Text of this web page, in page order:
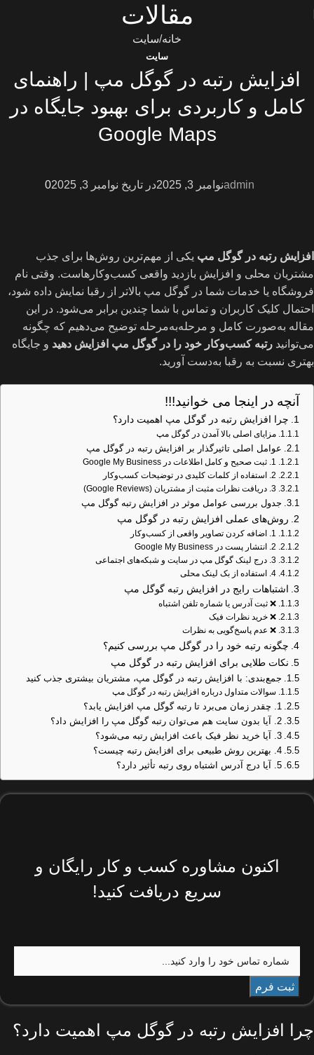
مقالات
خانه سایت
سایت
افزایش رتبه در گوگل مپ | راهنمای
کامل و کاربردی برای بهبود جایگاه در
Google Maps
adminنوامبر 3, 2025 در تاریخ نوامبر 3, 2025 0
افزایش رتبه در گوگل مپ یکی از مهم‌ترین روش‌ها برای جذب
مشتریان محلی و افزایش بازدید واقعی کسب‌وکارهاست. وقتی نام
فروشگاه یا خدمات شما در گوگل مپ بالاتر از رقبا نمایش داده شود،
احتمال کلیک کاربران و تماس با شما چندین برابر می‌شود. در این
مقاله به‌صورت کامل و مرحله‌به‌مرحله توضیح می‌دهیم که چگونه
می‌توانید رتبه کسب‌وکار خود را در گوگل مپ افزایش دهید و جایگاه
بهتری نسبت به رقبا به‌دست آورید.
آنچه در اینجا می خوانید!!!
چرا افزایش رتبه در گوگل مپ اهمیت دارد؟
مزایای اصلی بالا آمدن در گوگل مپ
عوامل اصلی تاثیرگذار بر افزایش رتبه در گوگل مپ
1. ثبت صحیح و کامل اطلاعات در Google My Business
2. استفاده از کلمات کلیدی در توضیحات کسب‌وکار
3. دریافت نظرات مثبت از مشتریان (Google Reviews)
جدول بررسی عوامل موثر در افزایش رتبه گوگل مپ
روش‌های عملی افزایش رتبه در گوگل مپ
1. اضافه کردن تصاویر واقعی از کسب‌وکار
2. انتشار پست در Google My Business
3. درج لینک گوگل مپ در سایت و شبکه‌های اجتماعی
4. استفاده از بک‌ لینک محلی
اشتباهات رایج در افزایش رتبه گوگل مپ
❌ ثبت آدرس یا شماره تلفن اشتباه
❌ خرید نظرات فیک
❌ عدم پاسخ‌گویی به نظرات
چگونه رتبه خود را در گوگل مپ بررسی کنیم؟
نکات طلایی برای افزایش رتبه در گوگل مپ
جمع‌بندی: با افزایش رتبه در گوگل مپ، مشتریان بیشتری جذب کنید
سوالات متداول درباره افزایش رتبه در گوگل مپ
1. چقدر زمان می‌برد تا رتبه گوگل مپ افزایش یابد؟
2. آیا بدون سایت هم می‌توان رتبه گوگل مپ را افزایش داد؟
3. آیا خرید نظر فیک باعث افزایش رتبه می‌شود؟
4. بهترین روش طبیعی برای افزایش رتبه چیست؟
5. آیا درج آدرس اشتباه روی رتبه تأثیر دارد؟
اکنون مشاوره کسب و کار رایگان و
سریع دریافت کنید!
چرا افزایش رتبه در گوگل مپ اهمیت دارد؟